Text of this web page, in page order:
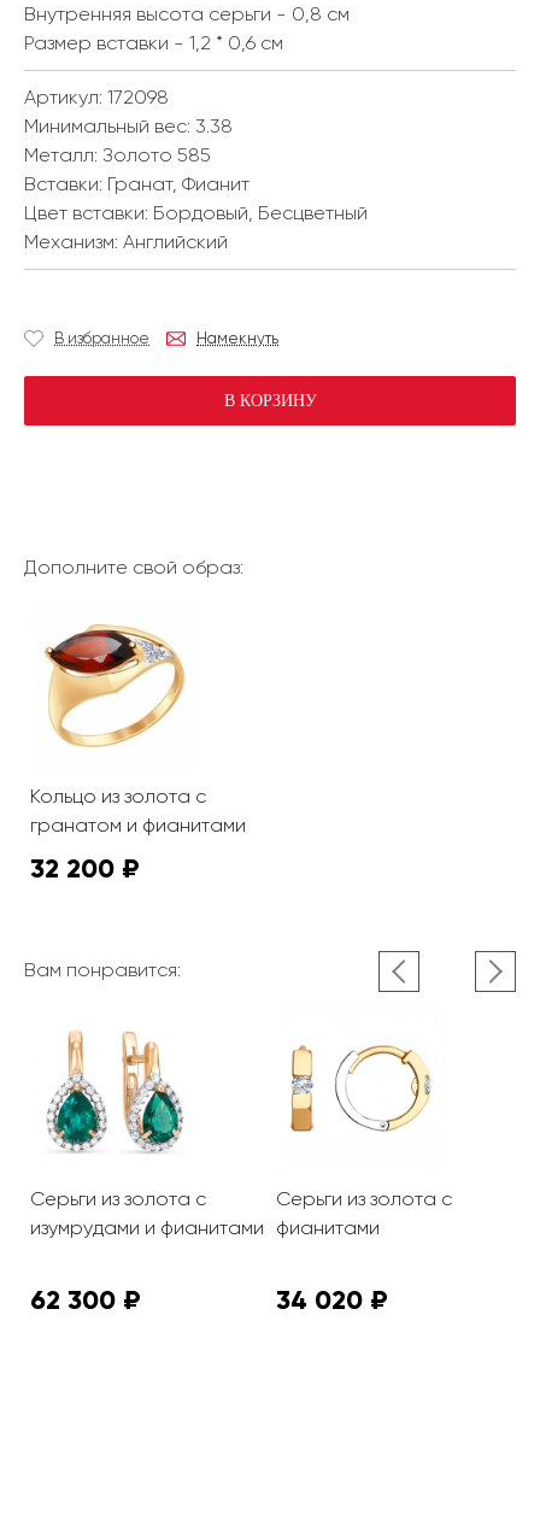
Внутренняя высота серьги - 0,8 см
Размер вставки - 1,2 * 0,6 см
Артикул: 172098
Минимальный вес: 3.38
Металл: Золото 585
Вставки: Гранат, Фианит
Цвет вставки: Бордовый, Бесцветный
Механизм: Английский
В избранное Намекнуть
В КОРЗИНУ
Дополните свой образ:
Кольцо из золота с
гранатом и фианитами
32 200 ₽
Вам понравится:
Серьги из золота с
изумрудами и фианитами
62 300 ₽
Серьги из золота с
фианитами
34 020 ₽